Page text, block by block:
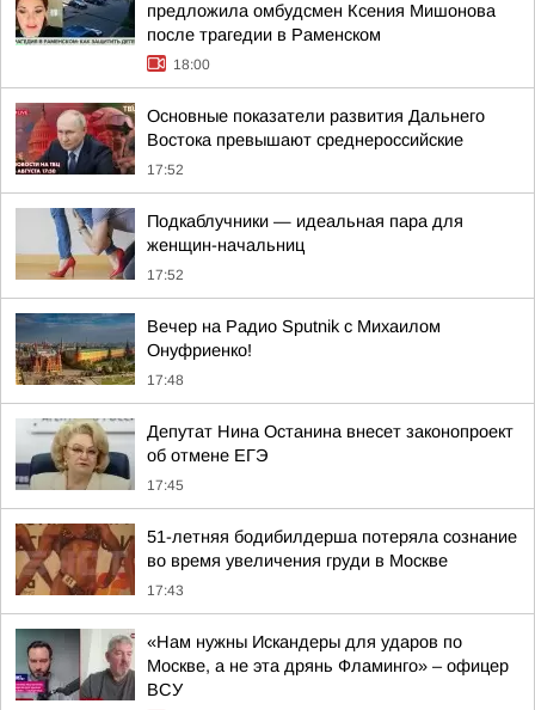
предложила омбудсмен Ксения Мишонова
после трагедии в Раменском
18:00
Основные показатели развития Дальнего
Востока превышают среднероссийские
17:52
Подкаблучники — идеальная пара для
женщин-начальниц
17:52
Вечер на Радио Sputnik с Михаилом
Онуфриенко!
17:48
Депутат Нина Останина внесет законопроект
об отмене ЕГЭ
17:45
51-летняя бодибилдерша потеряла сознание
во время увеличения груди в Москве
17:43
«Нам нужны Искандеры для ударов по
Москве, а не эта дрянь Фламинго» – офицер
ВСУ